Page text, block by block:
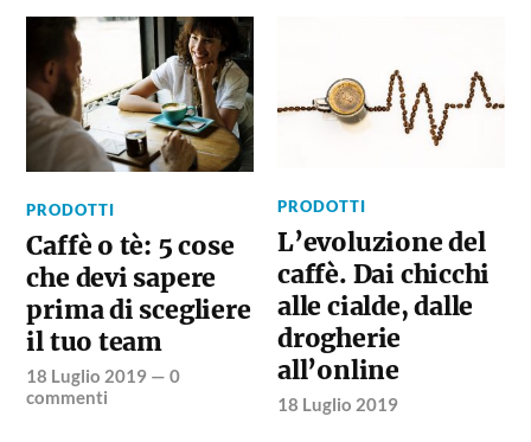
PRODOTTI
Caffè o tè: 5 cose
che devi sapere
prima di scegliere
il tuo team
18 Luglio 2019 —0
commenti
PRODOTTI
L’evoluzione del
caffè. Dai chicchi
alle cialde, dalle
drogherie
all’online
18 Luglio 2019